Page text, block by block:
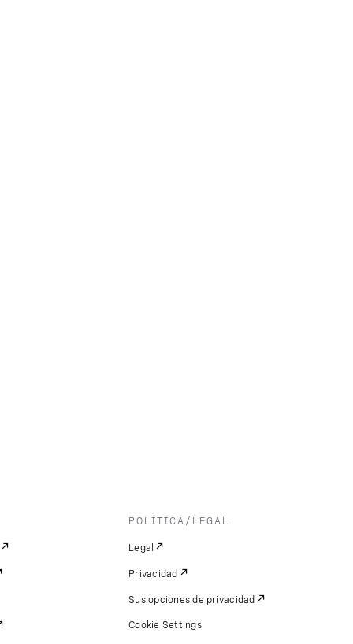
POLÍTICA/LEGAL
Legal
Privacidad
Sus opciones de privacidad
Cookie Settings